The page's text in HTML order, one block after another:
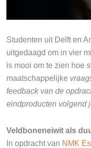
Studenten uit Delft en
uitgedaagd om in vier
is mooi om te zien hoe
maatschappelijke
feedback van de
eindproducten volgend
Veldboneneiwit als
In opdracht van NMK